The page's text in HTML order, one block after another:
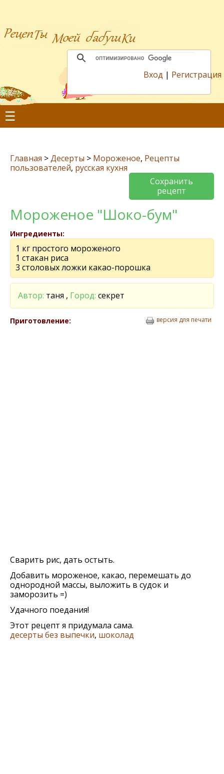
Вход | Регистрация
☰
Главная >Десерты > Мороженое, Рецепты
пользователей, русская кухня
Сохранить
рецепт
Мороженое "Шоко-бум"
Ингредиенты:
1 кг простого мороженого
1 стакан риса
3 столовых ложки какао-порошка
Автор: таня , Город: секрет
Приготовление: версия для печати
Сварить рис, дать остыть.
Добавить мороженое, какао, перемешать до
однородной массы, выложить в судок и
заморозить =)
Удачного поедания!
Этот рецепт я придумала сама.
десерты без выпечки, шоколад